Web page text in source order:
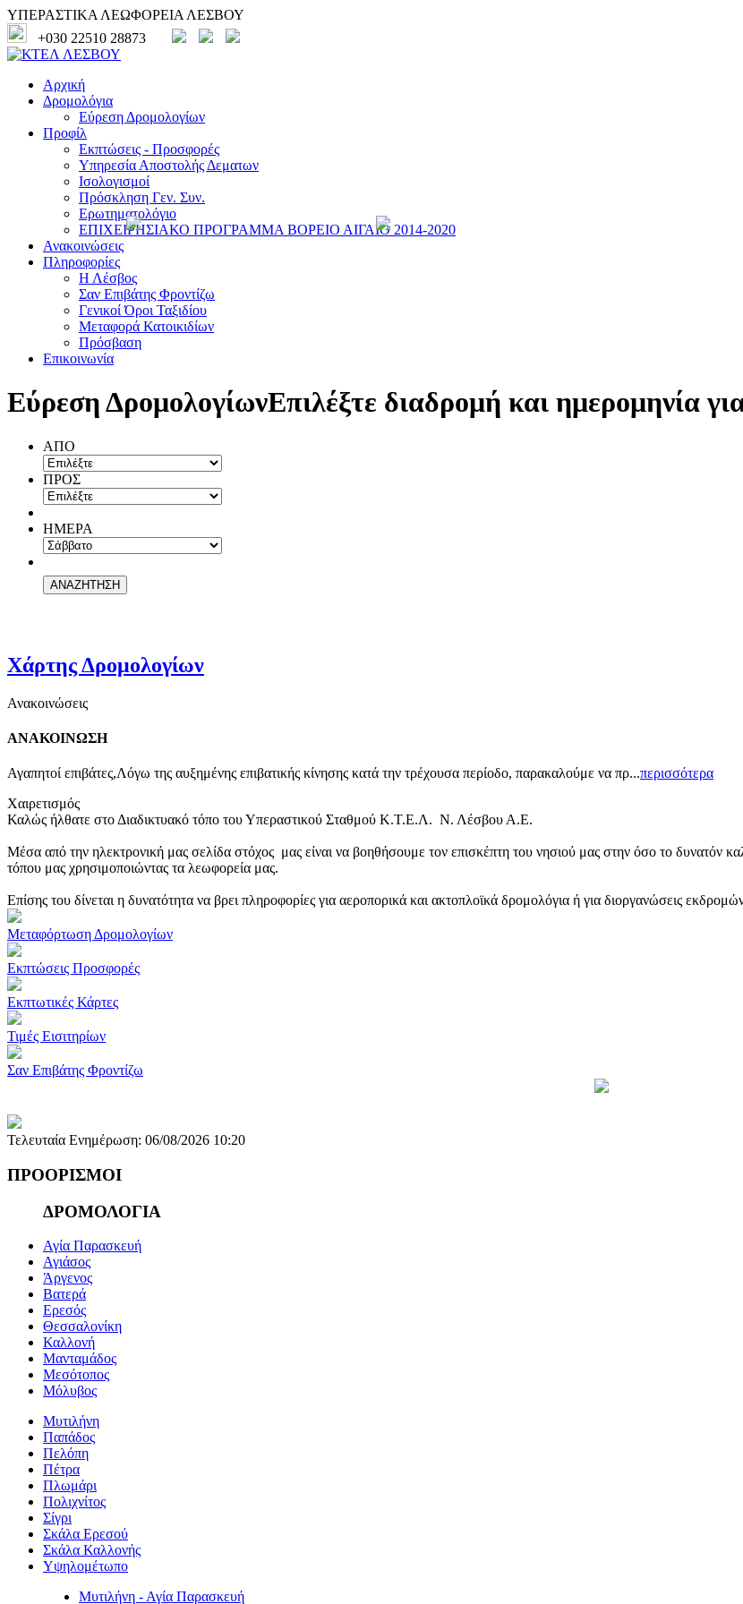
ΥΠΕΡΑΣΤΙΚΑ ΛΕΩΦΟΡΕΙΑ ΛΕΣΒΟΥ
+030 22510 28873
Αρχική
Δρομολόγια
Εύρεση Δρομολογίων
Προφίλ
Εκπτώσεις - Προσφορές
Υπηρεσία Αποστολής Δεματων
Ισολογισμοί
Πρόσκληση Γεν. Συν.
Ερωτηματολόγιο
ΕΠΙΧΕΙΡΗΣΙΑΚΟ ΠΡΟΓΡΑΜΜΑ ΒΟΡΕΙΟ ΑΙΓΑΙΟ 2014-2020
Ανακοινώσεις
Πληροφορίες
Η Λέσβος
Σαν Επιβάτης Φροντίζω
Γενικοί Όροι Ταξιδίου
Μεταφορά Κατοικιδίων
Πρόσβαση
Επικοινωνία
Εύρεση ΔρομολογίωνΕπιλέξτε διαδρομή και ημερομηνία
ΑΠΟ
ΠΡΟΣ
ΗΜΕΡΑ
Χάρτης Δρομολογίων
Ανακοινώσεις
ΑΝΑΚΟΙΝΩΣΗ
Αγαπητοί επιβάτες,Λόγω της αυξημένης επιβατικής κίνησης κατά την τρέχουσα περίοδο, παρακαλούμε να πρ...περισσότερα
Χαιρετισμός
Καλώς ήλθατε στο Διαδικτυακό τόπο του Υπεραστικού Σταθμού Κ.Τ.Ε.Λ. Ν. Λέσβου Α.Ε.
Μέσα από την ηλεκτρονική μας σελίδα στόχος μας είναι να βοηθήσουμε τον επισκέπτη του νησιού μας στην όσο το δυνατόν
τόπου μας χρησιμοποιώντας τα λεωφορεία μας.
Επίσης του δίνεται η δυνατότητα να βρει πληροφορίες για αεροπορικά και ακτοπλοϊκά δρομολόγια ή για διοργανώσεις
Μεταφόρτωση Δρομολογίων
Εκπτώσεις Προσφορές
Εκπτωτικές Κάρτες
Τιμές Εισιτηρίων
Σαν Επιβάτης Φροντίζω
Τελευταία Ενημέρωση: 06/08/2026 10:20
ΠΡΟΟΡΙΣΜΟΙ
ΔΡΟΜΟΛΟΓΙΑ
Αγία Παρασκευή
Αγιάσος
Άργενος
Βατερά
Ερεσός
Θεσσαλονίκη
Καλλονή
Μανταμάδος
Μεσότοπος
Μόλυβος
Μυτιλήνη
Παπάδος
Πελόπη
Πέτρα
Πλωμάρι
Πολιχνίτος
Σίγρι
Σκάλα Ερεσού
Σκάλα Καλλονής
Υψηλομέτωπο
Μυτιλήνη - Αγία Παρασκευή